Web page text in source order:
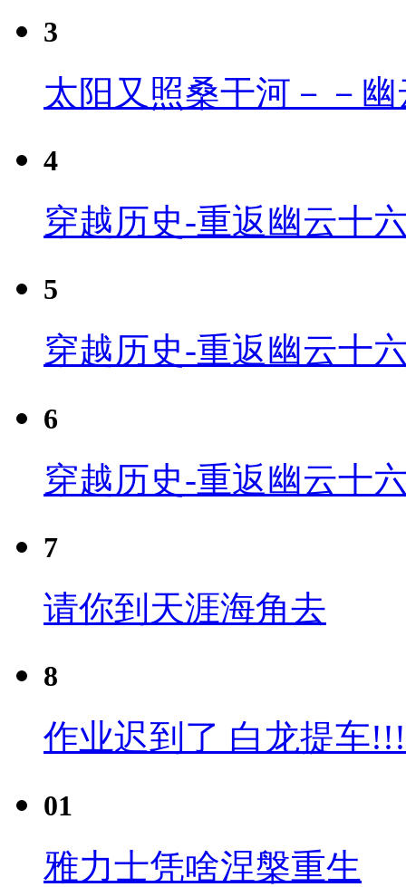
3
太阳又照桑干河－－
4
穿越历史-重返幽云十
5
穿越历史-重返幽云十
6
穿越历史-重返幽云十
7
请你到天涯海角去
8
作业迟到了 白龙提车
01
雅力士凭啥涅槃重生